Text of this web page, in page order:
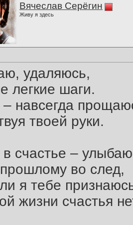
Вячеслав Серёгин
Живу я здесь
удаляюсь,
легкие шаги.
навсегда
твоей руки.
счастье –
во след,
я тебе
жизни счастья